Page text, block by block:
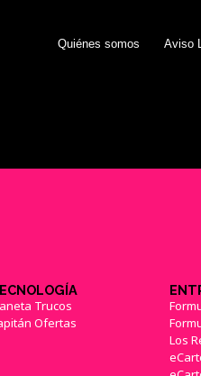
Quiénes somos Aviso
Trucos
Ofertas
Los